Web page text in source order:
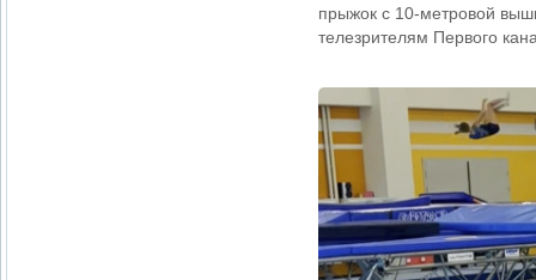
прыжок с 10-метровой
телезрителям Первого